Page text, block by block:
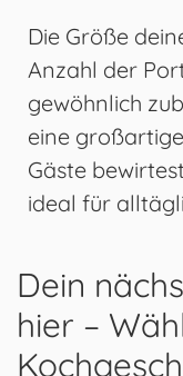
Die Größe
Anzahl der
gewöhnlich
eine
Gäste
ideal für
Dein
hier –